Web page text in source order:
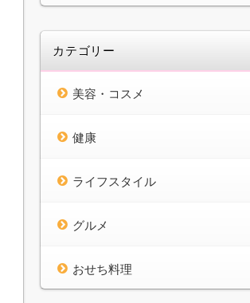
カテゴリー
美容・コスメ
健康
ライフスタイル
グルメ
おせち料理